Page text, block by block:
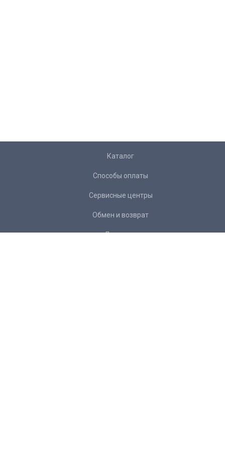
Каталог
Способы оплаты
Сервисные центры
Обмен и возврат
Доставка